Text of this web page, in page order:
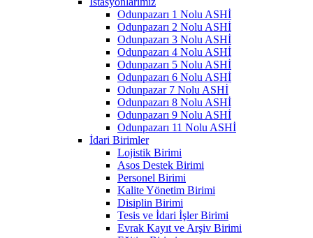
Odunpazarı 1 Nolu ASHİ
Odunpazarı 2 Nolu ASHİ
Odunpazarı 3 Nolu ASHİ
Odunpazarı 4 Nolu ASHİ
Odunpazarı 5 Nolu ASHİ
Odunpazarı 6 Nolu ASHİ
Odunpazar 7 Nolu ASHİ
Odunpazarı 8 Nolu ASHİ
Odunpazarı 9 Nolu ASHİ
Odunpazarı 11 Nolu ASHİ
İdari Birimler
Lojistik Birimi
Asos Destek Birimi
Personel Birimi
Kalite Yönetim Birimi
Disiplin Birimi
Tesis ve İdari İşler Birimi
Evrak Kayıt ve Arşiv Birimi